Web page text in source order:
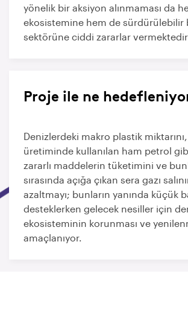
yönelik bir aksiyon alınmaması da
ekosistemine hem de sürdürülebilir
sektörüne ciddi zararlar
Proje ile ne
Denizlerdeki makro plastik
üretiminde kullanılan ham petrol
zararlı maddelerin tüketimini ve
sırasında açığa çıkan sera gazı
azaltmayı; bunların yanında küçük
desteklerken gelecek nesiller için
ekosisteminin korunması ve
amaçlanıyor.